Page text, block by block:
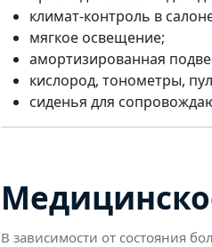
климат-контроль в
мягкое освещение;
амортизированная
кислород, тонометры,
сиденья для
В зависимости от состояния